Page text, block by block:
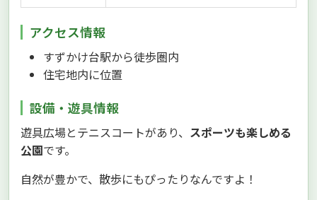
アクセス情報
すずかけ台駅から徒歩圏内
住宅地内に位置
設備・遊具情報
遊具広場とテニスコートがあり、 スポーツも楽しめる
公園です。
自然が豊かで、散歩にもぴったりなんですよ！